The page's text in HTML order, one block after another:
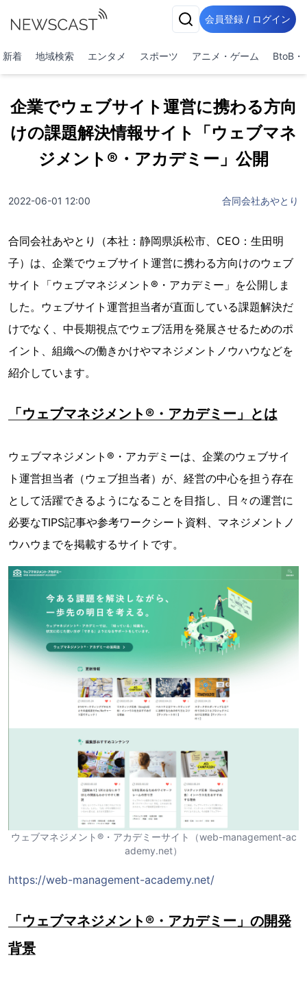
会員登録 / ログイン
新着 地域検索 エンタメ スポーツ アニメ・ゲーム BtoB・
企業でウェブサイト運営に携わる方向
けの課題解決情報サイト「ウェブマネ
ジメント®・アカデミー」公開
2022-06-01 12:00 合同会社あやとり
合同会社あやとり（本社：静岡県浜松市、CEO：生田明
子）は、企業でウェブサイト運営に携わる方向けのウェブ
サイト「ウェブマネジメント®・アカデミー」を公開しま
した。ウェブサイト運営担当者が直面している課題解決だ
けでなく、中長期視点でウェブ活用を発展させるためのポ
イント、組織への働きかけやマネジメントノウハウなどを
紹介しています。
「ウェブマネジメント®・アカデミー」とは
ウェブマネジメント®・アカデミーは、企業のウェブサイ
ト運営担当者（ウェブ担当者）が、経営の中心を担う存在
として活躍できるようになることを目指し、日々の運営に
必要なTIPS記事や参考ワークシート資料、マネジメントノ
ウハウまでを掲載するサイトです。
ウェブマネジメント®・アカデミーサイト（web-management-ac
ademy.net）
https://web-management-academy.net/
「ウェブマネジメント®・アカデミー」の開発
背景